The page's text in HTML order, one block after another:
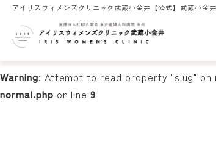
アイリスウィメンズクリニック武蔵小金井【公式】武蔵小金
Warning : Undefined array key 0 in/home/
Warning: Attempt to read property "slug" on
normal.php on line9